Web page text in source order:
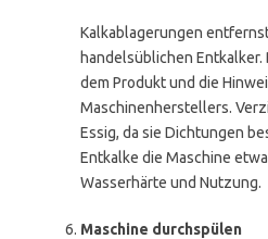
Kalkablagerungen
handelsüblichen
dem Produkt und die
Maschinenherstellers.
Essig, da sie Dichtungen
Entkalke die Maschine
Wasserhärte und Nutzung.
Maschine durchspülen